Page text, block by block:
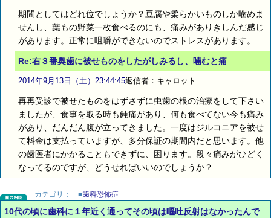
期間としてはどれ位でしょうか？豆腐や柔らかいものしか噛めま
せんし、葉もの野菜一枚食べるのにも、痛みがありきしんだ感じ
があります。正常に咀嚼ができないのでストレスがあります。
Re:右３番奥歯に被せものをしたがしみるし、噛むと痛
2014年9月13日（土）23:44:45返信者：キャロット
再再受診で被せたものをはずさずに虫歯の根の治療をして下さい
ましたが、食事を取る時も鈍痛があり、何も食べてない今も痛み
があり、だんだん腹が立ってきました。一度はジルコニアを被せ
て料金は支払っていますが、多分保証の期間内だと思います。他
の歯医者にかかることもできずに、困ります。段々痛みがひどく
なってるのですが、どうせればいいのでしょうか？
カテゴリ： ■歯科恐怖症
10代の頃に歯科に１年近く通ってその頃は嘔吐反射はなかったんで